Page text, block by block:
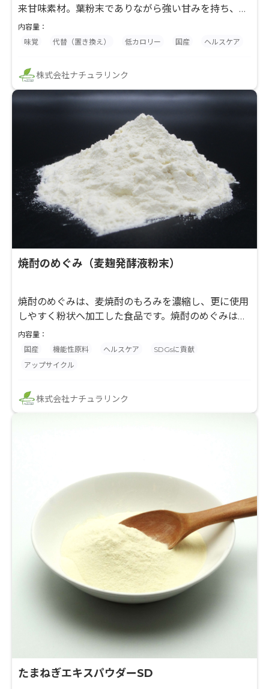
来甘味素材。葉粉末でありながら強い甘みを持ち、砂
糖使用量の低減や低糖質設計が可能です。自然派甘味
素材として、健康食品・ダイエット商品・飲料・菓子
適した原料です。
内容量：
味覚
代替（置き換え） 低カロリー 国産 ヘルスケア
株式会社ナチュラリンク
焼酎のめぐみ（麦麹発酵液粉末）
焼酎のめぐみは、麦焼酎のもろみを濃縮し、更に使用
しやすく粉状へ加工した食品です。焼酎のめぐみは、
酵母などの豊富な栄養素を含む天然素材として注目さ
れており、タンパク質、有機酸やクエン酸、GABAな
ど様々な栄養成分が含まれています。 原料となる麦焼
に関する国際規格（FSSC22000）を取得した工場で
内容量：
国産
機能性原料 ヘルスケア
SDGsに貢献
アップサイクル
株式会社ナチュラリンク
たまねぎエキスパウダーSD